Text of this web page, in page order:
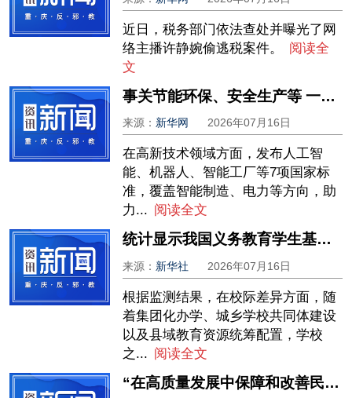
近日，税务部门依法查处并曝光了网
络主播许静婉偷逃税案件。
阅读全
文
事关节能环保、安全生产等 一批重要国家标准发布
来源： 新华网 2026年07月16日
在高新技术领域方面，发布人工智
能、机器人、智能工厂等7项国家标
准，覆盖智能制造、电力等方向，助
力... 阅读全文
统计显示我国义务教育学生基本素养达到课程标准要求
来源： 新华社 2026年07月16日
根据监测结果，在校际差异方面，随
着集团化办学、城乡学校共同体建设
以及县域教育资源统筹配置，学校
之... 阅读全文
“在高质量发展中保障和改善民生”形势政策系列报告会第四场报告会在北京举行